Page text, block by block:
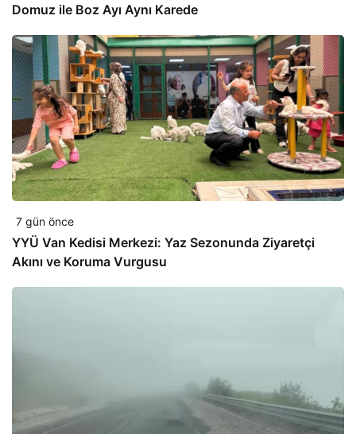
Domuz ile Boz Ayı Aynı Karede
7 gün önce
YYÜ Van Kedisi Merkezi: Yaz Sezonunda Ziyaretçi
Akını ve Koruma Vurgusu